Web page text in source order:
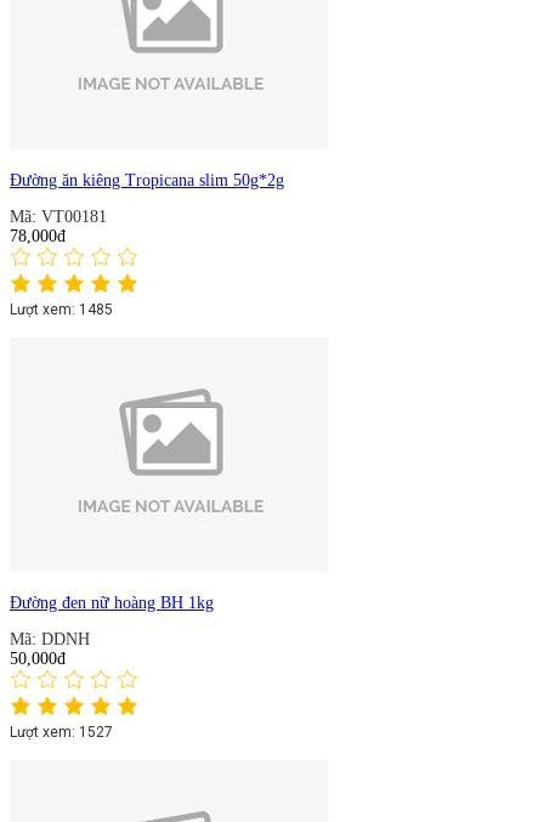
Đường ăn kiêng Tropicana slim 50g*2g
Mã: VT00181
78,000đ
Lượt xem: 1485
Đường đen nữ hoàng BH 1kg
Mã: DDNH
50,000đ
Lượt xem: 1527